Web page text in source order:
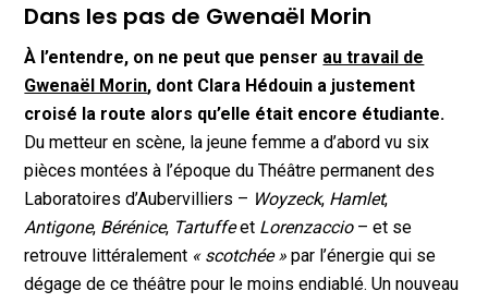
Dans les pas de Gwenaël Morin
À l’entendre, on ne peut que penser au travail de
Gwenaël Morin, dont Clara Hédouin a justement
croisé la route alors qu’elle était encore étudiante.
Du metteur en scène, la jeune femme a d’abord vu six
pièces montées à l’époque du Théâtre permanent des
Laboratoires d’Aubervilliers – Woyzeck, Hamlet,
Antigone, Bérénice, Tartuffeet Lorenzaccio– et se
retrouve littéralement « scotchée » par l’énergie qui se
dégage de ce théâtre pour le moins endiablé. Un nouveau